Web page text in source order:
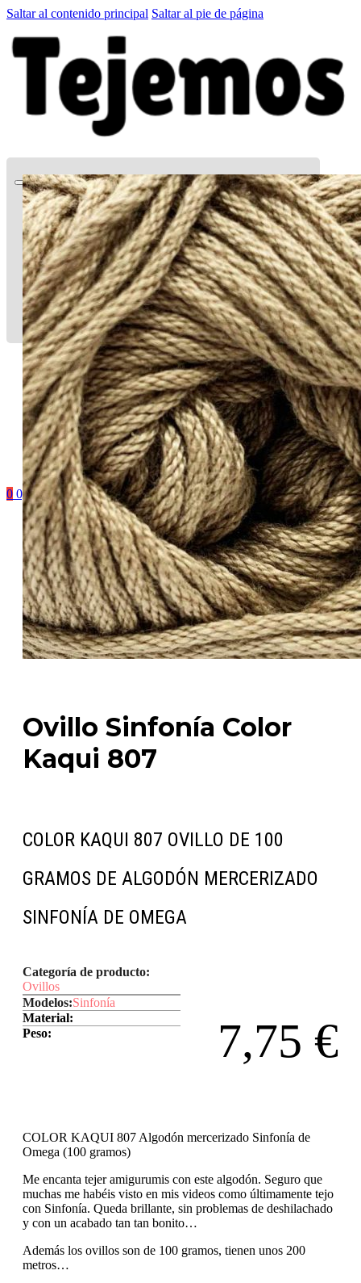
Saltar al contenido principal Saltar al pie de página
Quien soy
Patrones GRATIS
El Club
Tienda
LA CARTITA
0 0,00€
Ovillo Sinfonía Color
Kaqui 807
COLOR KAQUI 807 OVILLO DE 100
GRAMOS DE ALGODÓN MERCERIZADO
SINFONÍA DE OMEGA
Categoría de producto:
Ovillos
Modelos:Sinfonía
Material:
Peso:
7,75 €
COLOR KAQUI 807 Algodón mercerizado Sinfonía de
Omega (100 gramos)
Me encanta tejer amigurumis con este algodón. Seguro que
muchas me habéis visto en mis videos como últimamente tejo
con Sinfonía. Queda brillante, sin problemas de deshilachado
y con un acabado tan tan bonito…
Además los ovillos son de 100 gramos, tienen unos 200
metros…